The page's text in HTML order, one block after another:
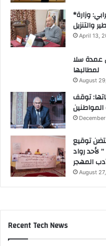
*الرؤية الملكية في هندسة المجال الترابي: وزارة
والتنزيل
April 13,
عمدة سلا
لمطالبها
August
توقف
توقيع
لأحد رواد
المهجر
August
Recent Tech News